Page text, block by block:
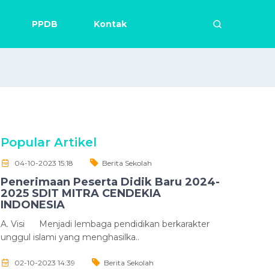
PPDB Kontak
Popular Artikel
04-10-2023 15:18 Berita Sekolah
Penerimaan Peserta Didik Baru 2024-
2025 SDIT MITRA CENDEKIA
INDONESIA
A. Visi Menjadi lembaga pendidikan berkarakter
unggul islami yang menghasilka..
02-10-2023 14:39 Berita Sekolah